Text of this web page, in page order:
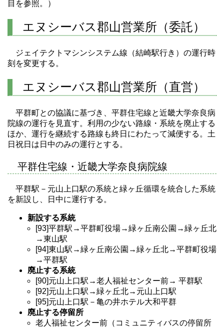
目を参照。）
エヌシーバス郡山営業所（委託）
ジェイテクトマシンシステム線（結崎駅行き）の運行時
刻を変更する。
エヌシーバス郡山営業所（直営）
平群町との協議に基づき、平群住宅線と近畿大学奈良病
院線の運行を見直す。利用の少ない路線・系統を廃止する
ほか、運行を継続する路線も終日にわたって減便する。土
日祝日は日中のみの運行とする。
平群住宅線・近畿大学奈良病院線
平群駅－元山上口駅の系統と緑ヶ丘循環を統合した系統
を新設し、日中に運行する。
新設する系統
[93]平群駅→平群町役場→緑ヶ丘南公園→緑ヶ丘北
→東山駅
[94]東山駅→緑ヶ丘南公園→緑ヶ丘北→平群町役場
→平群駅
廃止する系統
[90]元山上口駅→老人福祉センター前→ 平群駅
[92]元山上口駅→緑ヶ丘北→元山上口駅
[95]元山上口駅－亀の井ホテル大和平群
廃止する停留所
老人福祉センター前（コミュニティバスの停留所